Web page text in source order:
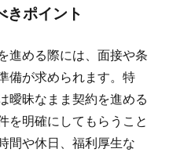
きポイント
進める際には、面接や条
備が求められます。特
曖昧なまま契約を進める
を明確にしてもらうこと
間や休日、福利厚生な